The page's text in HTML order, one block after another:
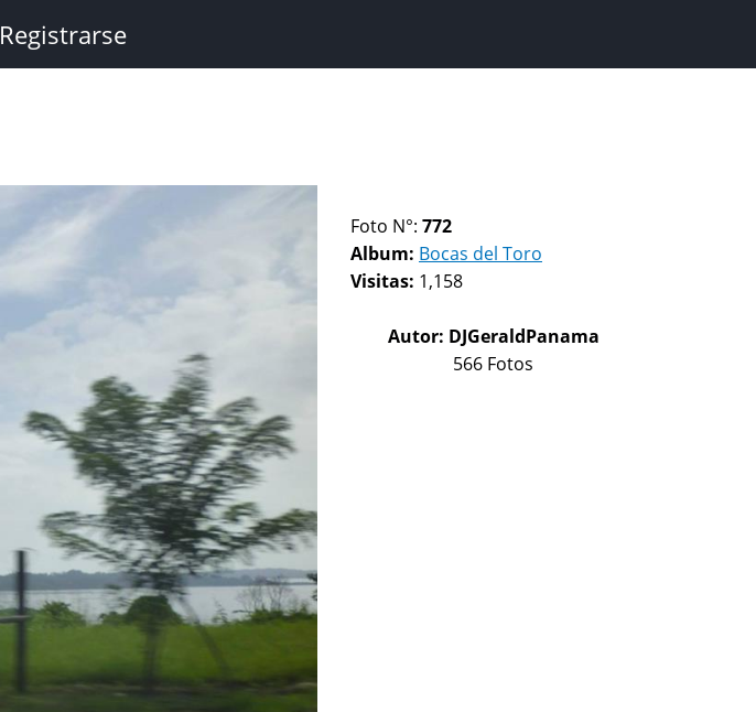
Registrarse
Foto N°: 772
Album: Bocas del Toro
Visitas: 1,158
Autor: DJGeraldPanama
566 Fotos